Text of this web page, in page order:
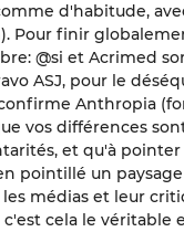
d'habitude,
Pour finir
@si et Acrimed
ASJ, pour le
Anthropia
vos différences
et qu'à pointer
pointillé un
médias et leur
c'est cela le véritable